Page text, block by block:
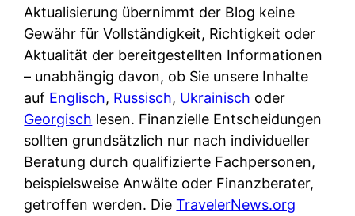
u
s
s
i
s
c
h
e
B
a
w
i
r
k
l
i
c
h
k
o
h
u
t
z
d
e
r
F
i
r
Aktualisierung übernimmt der Blog keine
Gewähr für Vollständigkeit, Richtigkeit oder
Aktualität der bereitgestellten Informationen
– unabhängig davon, ob Sie unsere Inhalte
auf Englisch, Russisch, Ukrainisch oder
Georgisch lesen. Finanzielle Entscheidungen
sollten grundsätzlich nur nach individueller
Beratung durch qualifizierte Fachpersonen,
beispielsweise Anwälte oder Finanzberater,
getroffen werden. DieTravelerNews.org